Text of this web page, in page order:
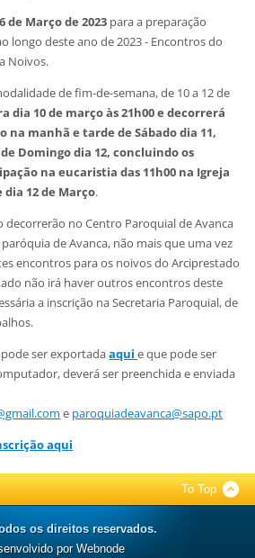
de Março de 2023 para a preparação
longo deste ano de 2023 - Encontros do
Noivos.
de fim-de-semana, de 10 a 12 de
dia 10 de março às 21h00 e decorrerá
na manhã e tarde de Sábado dia 11,
Domingo dia 12, concluindo os
na eucaristia das 11h00 na Igreja
dia 12 de Março.
no Centro Paroquial de Avanca
de Avanca, não mais que uma vez
encontros para os noivos do Arciprestado
não irá haver outros encontros deste
a inscrição na Secretaria Paroquial, de
pode ser exportadaaquie que pode ser
deverá ser preenchida e enviada
e paroquiadeavanca@sapo.pt
aqui
To Top
os direitos reservados.
por Webnode